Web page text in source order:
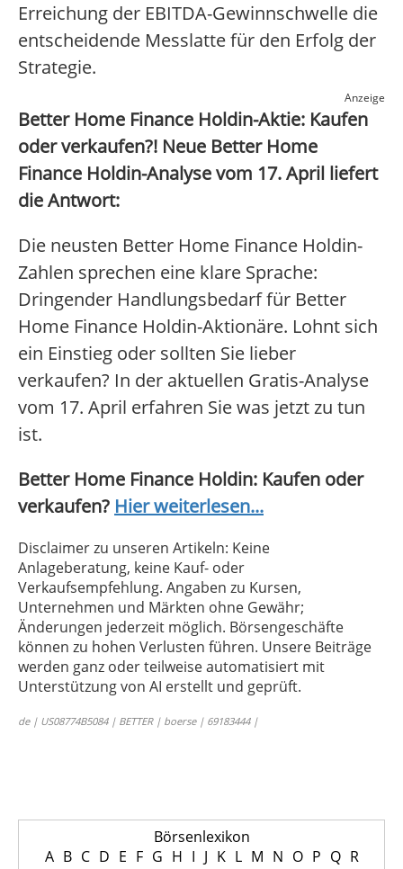
Erreichung der EBITDA-Gewinnschwelle die
entscheidende Messlatte für den Erfolg der
Strategie.
Anzeige
Better Home Finance Holdin-Aktie: Kaufen
oder verkaufen?! Neue Better Home
Finance Holdin-Analyse vom 17. April liefert
die Antwort:
Die neusten Better Home Finance Holdin-
Zahlen sprechen eine klare Sprache:
Dringender Handlungsbedarf für Better
Home Finance Holdin-Aktionäre. Lohnt sich
ein Einstieg oder sollten Sie lieber
verkaufen? In der aktuellen Gratis-Analyse
vom 17. April erfahren Sie was jetzt zu tun
ist.
Better Home Finance Holdin: Kaufen oder
verkaufen? Hier weiterlesen...
Disclaimer zu unseren Artikeln: Keine
Anlageberatung, keine Kauf- oder
Verkaufsempfehlung. Angaben zu Kursen,
Unternehmen und Märkten ohne Gewähr;
Änderungen jederzeit möglich. Börsengeschäfte
können zu hohen Verlusten führen. Unsere Beiträge
werden ganz oder teilweise automatisiert mit
Unterstützung von AI erstellt und geprüft.
de | US08774B5084 | BETTER | boerse | 69183444 |
Börsenlexikon
A B C D E F G H I J K L M N O P Q R